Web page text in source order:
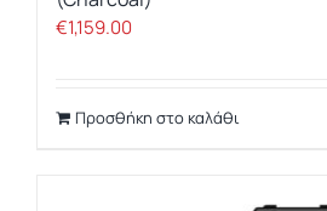
€1,159.00
Προσθήκη στο καλάθι